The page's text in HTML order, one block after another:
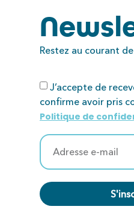
Restez au courant
J’accepte de
confirme avoir pris
Politique de